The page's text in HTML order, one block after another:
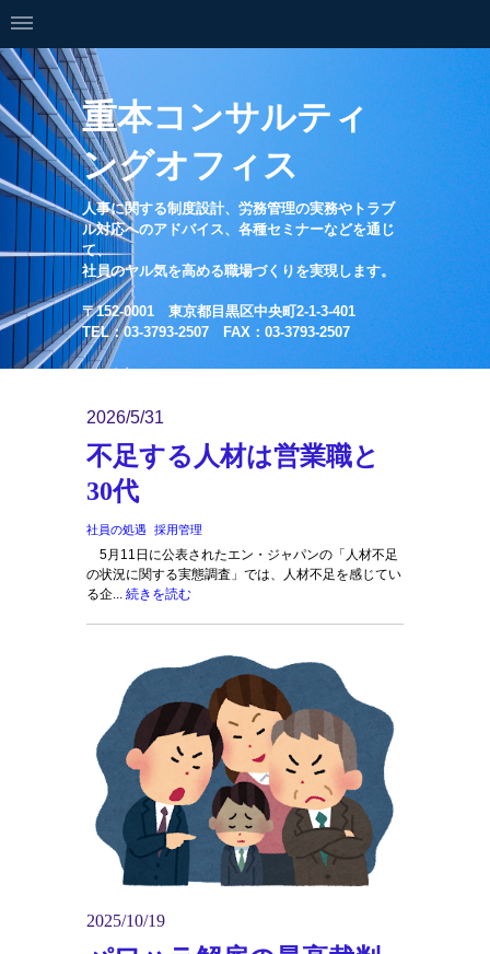
重本コンサルティ
ングオフィス
人事に関する制度設計、労務管理の実務やトラブ
ル対応へのアドバイス、各種セミナーなどを通じ
て、
社員のヤル気を高める職場づくりを実現します。
〒152-0001 東京都目黒区中央町2-1-3-401
TEL：03-3793-2507 FAX：03-3793-2507
2026/5/31
不足する人材は営業職と
30代
社員の処遇 採用管理
5月11日に公表されたエン・ジャパンの「人材不足
の状況に関する実態調査」では、人材不足を感じてい
る企... 続きを読む
2025/10/19